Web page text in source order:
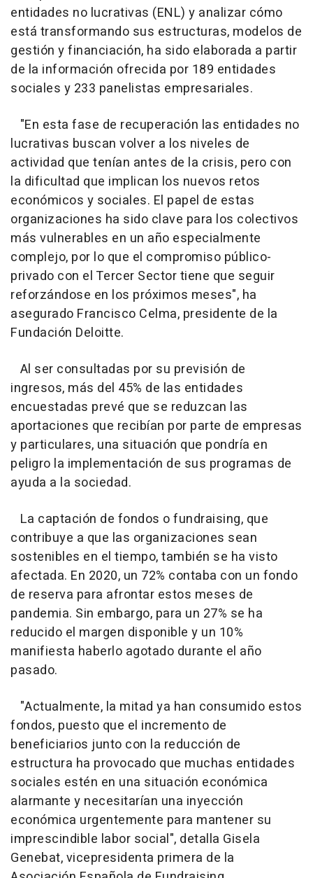
entidades no lucrativas (ENL) y analizar cómo
está transformando sus estructuras, modelos de
gestión y financiación, ha sido elaborada a partir
de la información ofrecida por 189 entidades
sociales y 233 panelistas empresariales.
"En esta fase de recuperación las entidades no
lucrativas buscan volver a los niveles de
actividad que tenían antes de la crisis, pero con
la dificultad que implican los nuevos retos
económicos y sociales. El papel de estas
organizaciones ha sido clave para los colectivos
más vulnerables en un año especialmente
complejo, por lo que el compromiso público-
privado con el Tercer Sector tiene que seguir
reforzándose en los próximos meses", ha
asegurado Francisco Celma, presidente de la
Fundación Deloitte.
Al ser consultadas por su previsión de
ingresos, más del 45% de las entidades
encuestadas prevé que se reduzcan las
aportaciones que recibían por parte de empresas
y particulares, una situación que pondría en
peligro la implementación de sus programas de
ayuda a la sociedad.
La captación de fondos o fundraising, que
contribuye a que las organizaciones sean
sostenibles en el tiempo, también se ha visto
afectada. En 2020, un 72% contaba con un fondo
de reserva para afrontar estos meses de
pandemia. Sin embargo, para un 27% se ha
reducido el margen disponible y un 10%
manifiesta haberlo agotado durante el año
pasado.
"Actualmente, la mitad ya han consumido estos
fondos, puesto que el incremento de
beneficiarios junto con la reducción de
estructura ha provocado que muchas entidades
sociales estén en una situación económica
alarmante y necesitarían una inyección
económica urgentemente para mantener su
imprescindible labor social", detalla Gisela
Genebat, vicepresidenta primera de la